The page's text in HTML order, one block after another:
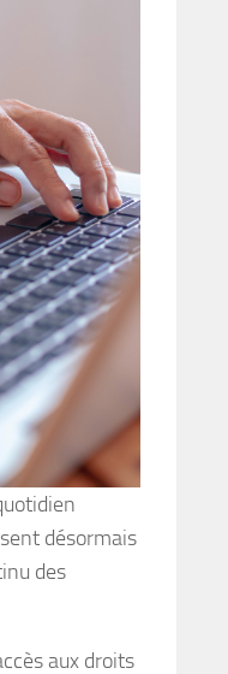
désormais
des
aux droits